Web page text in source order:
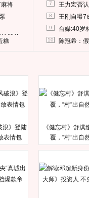
将
照片
糕
7 王力宏否
8 王刚自曝7
9 台媒:40岁
10 陈冠希：
浪》登陆
表情包
《健忘村》舒淇
覆，“村”出自